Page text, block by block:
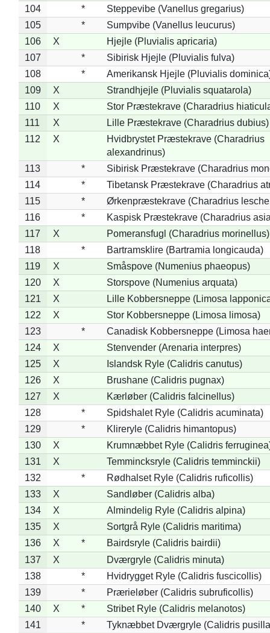
104 *
Steppevibe (Vanellus gregarius)
105
*
Sumpvibe (Vanellus leucurus)
106
X
Hjejle (Pluvialis apricaria)
107
*
Sibirisk Hjejle (Pluvialis fulva)
108
*
Amerikansk Hjejle (Pluvialis
109
X
Strandhjejle (Pluvialis squatarola)
110
X
Stor Præstekrave (Charadrius
111
X
Lille Præstekrave (Charadrius dubius)
112
X
Hvidbrystet Præstekrave (Charadrius
alexandrinus)
113
*
Sibirisk Præstekrave (Charadrius
114
*
Tibetansk Præstekrave (Charadrius
115
*
Ørkenpræstekrave (Charadrius
116
*
Kaspisk Præstekrave (Charadrius
117
X
Pomeransfugl (Charadrius morinellus)
118
*
Bartramsklire (Bartramia longicauda)
119
X
Småspove (Numenius phaeopus)
120
X
Storspove (Numenius arquata)
121
X
Lille Kobbersneppe (Limosa
122
X
Stor Kobbersneppe (Limosa limosa)
123
*
Canadisk Kobbersneppe (Limosa
124
X
Stenvender (Arenaria interpres)
125
X
Islandsk Ryle (Calidris canutus)
126
X
Brushane (Calidris pugnax)
127
X
Kærløber (Calidris falcinellus)
128
*
Spidshalet Ryle (Calidris acuminata)
129
*
Klireryle (Calidris himantopus)
130
X
Krumnæbbet Ryle (Calidris
131
X
Temmincksryle (Calidris temminckii)
132
*
Rødhalset Ryle (Calidris ruficollis)
133
X
Sandløber (Calidris alba)
134
X
Almindelig Ryle (Calidris alpina)
135
X
Sortgrå Ryle (Calidris maritima)
136
X *
Bairdsryle (Calidris bairdii)
137
X
Dværgryle (Calidris minuta)
138
*
Hvidrygget Ryle (Calidris fuscicollis)
139
*
Prærieløber (Calidris subruficollis)
140
X *
Stribet Ryle (Calidris melanotos)
141
*
Tyknæbbet Dværgryle (Calidris